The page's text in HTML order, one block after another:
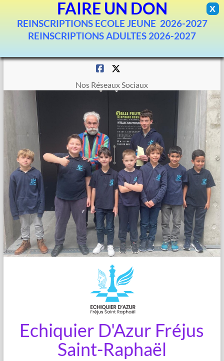
X
FAIRE UN DON
REINSCRIPTIONS ECOLE JEUNE 2026-2027
REINSCRIPTIONS ADULTES 2026-2027
Aller
Nos Réseaux Sociaux
Echiquier D'Azur Fréjus
Saint-Raphaël